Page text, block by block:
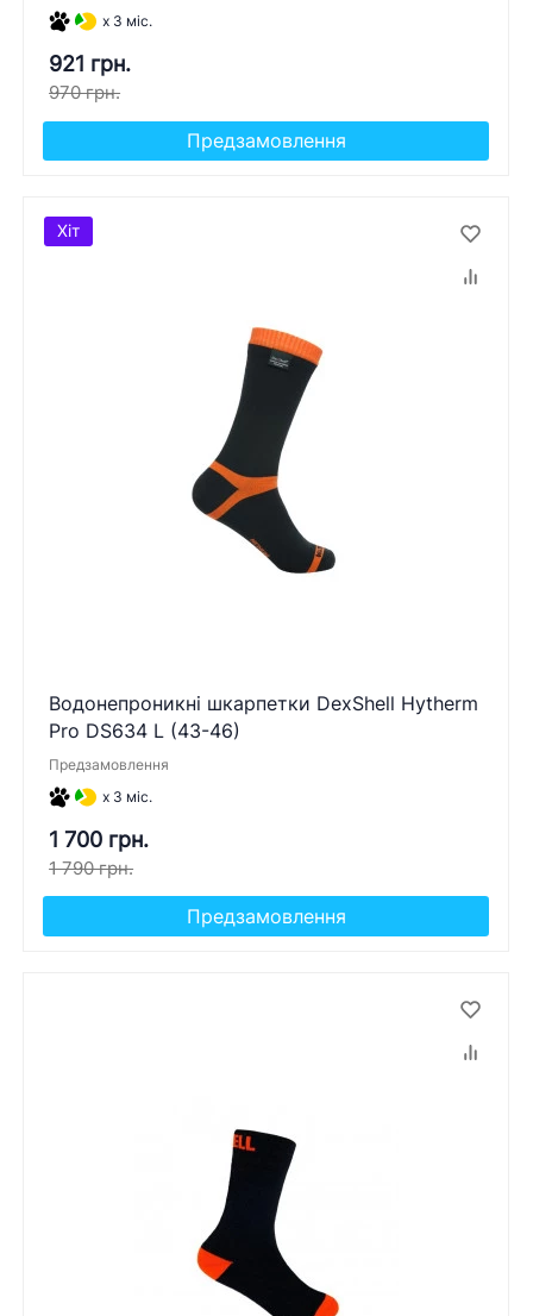
x 3 міс.
921 грн.
970 грн.
Предзамовлення
Водонепроникні шкарпетки DexShell Hytherm
Pro DS634 L (43-46)
Предзамовлення
x 3 міс.
1 700 грн.
1 790 грн.
Предзамовлення
Хіт